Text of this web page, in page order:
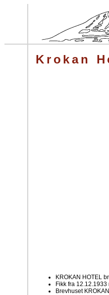
Krokan
KROKAN HOTEL
Fikk fra
Brevhuset